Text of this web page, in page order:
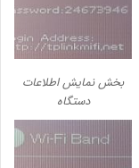
بخش نمایش اطلاعات
دستگاه